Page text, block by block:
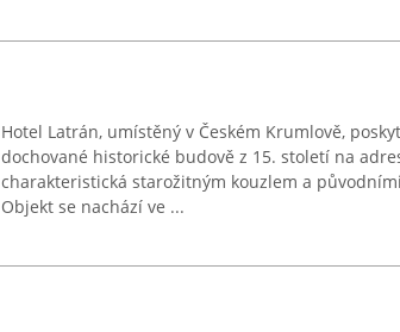
Hotel Latrán, umístěný v Českém Krumlově,
dochované historické budově z 15. století na
charakteristická starožitným kouzlem a
Objekt se nachází ve ...